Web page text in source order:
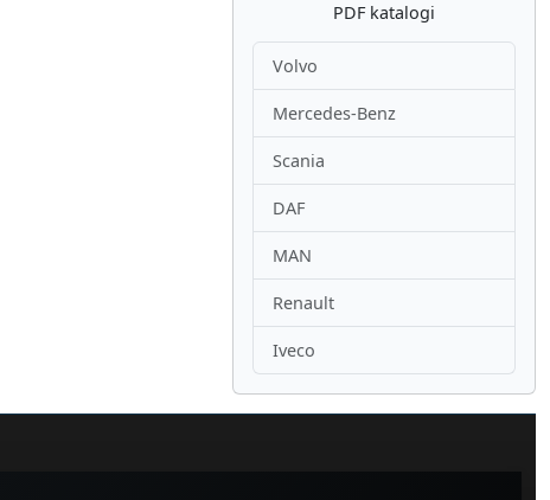
PDF katalogi
Volvo
Mercedes-Benz
Scania
DAF
MAN
Renault
Iveco